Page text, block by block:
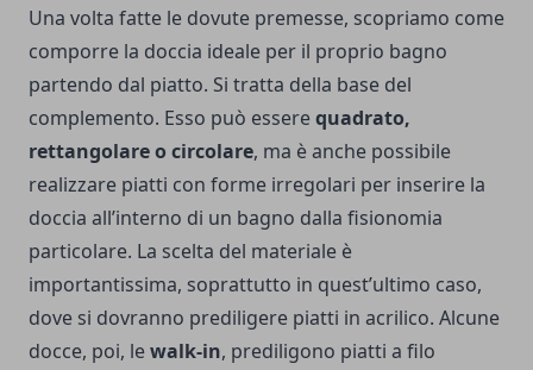
Una volta fatte le dovute premesse, scopriamo come
comporre la doccia ideale per il proprio bagno
partendo dal piatto. Si tratta della base del
complemento. Esso può esserequadrato,
rettangolare o circolare, ma è anche possibile
realizzare piatti con forme irregolari per inserire la
doccia all’interno di un bagno dalla fisionomia
particolare. La scelta del materiale è
importantissima, soprattutto in quest’ultimo caso,
dove si dovranno prediligere piatti in acrilico. Alcune
docce, poi, lewalk-in, prediligono piatti a filo